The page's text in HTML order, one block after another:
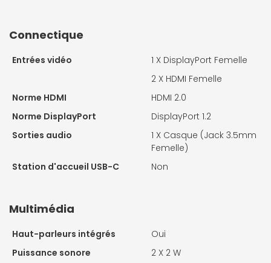
Connectique
Entrées vidéo 1 X DisplayPort Femelle
2 X HDMI Femelle
Norme HDMI
HDMI 2.0
Norme DisplayPort
DisplayPort 1.2
Sorties audio
1 X Casque (Jack 3.5mm
Femelle)
Station d'accueil USB-C
Non
Multimédia
Haut-parleurs intégrés
Oui
Puissance sonore
2 X 2 W